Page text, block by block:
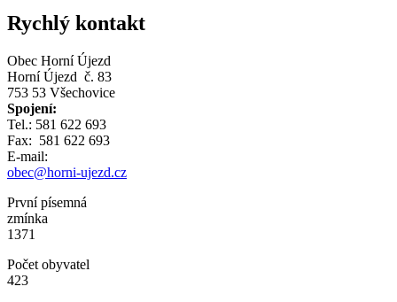
Rychlý kontakt
Obec Horní Újezd
Horní Újezd č. 83
753 53 Všechovice
Spojení:
Tel.: 581 622 693
Fax: 581 622 693
E-mail:
obec@horni-ujezd.cz
První písemná
zmínka
1371
Počet obyvatel
423